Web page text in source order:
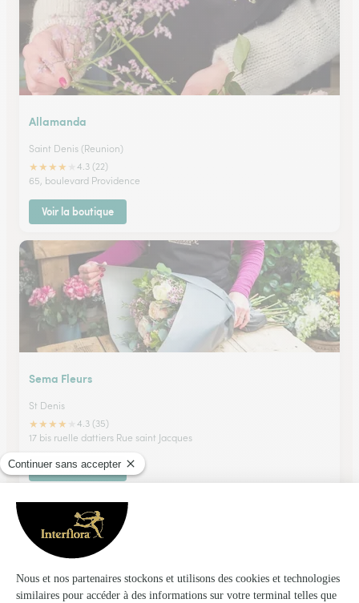
Allamanda
Saint Denis (Reunion)
★★★★
4.3 (22)
65, boulevard Providence
Voir la boutique
Sema Fleurs
St Denis
★★★★
4.3 (35)
17 bis ruelle dattiers Rue saint Jacques
Voir la boutique